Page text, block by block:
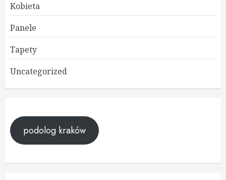
Kobieta
Panele
Tapety
Uncategorized
podolog kraków